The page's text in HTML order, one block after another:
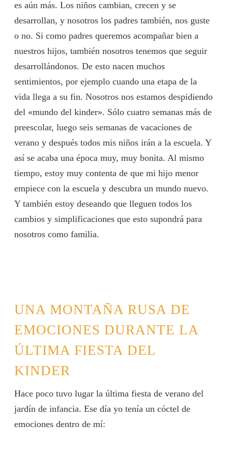
es aún más. Los niños cambian, crecen y se
desarrollan, y nosotros los padres también, nos guste
o no. Si como padres queremos acompañar bien a
nuestros hijos, también nosotros tenemos que seguir
desarrollándonos. De esto nacen muchos
sentimientos, por ejemplo cuando una etapa de la
vida llega a su fin. Nosotros nos estamos despidiendo
del «mundo del kinder». Sólo cuatro semanas más de
preescolar, luego seis semanas de vacaciones de
verano y después todos mis niños irán a la escuela. Y
así se acaba una época muy, muy bonita. Al mismo
tiempo, estoy muy contenta de que mi hijo menor
empiece con la escuela y descubra un mundo nuevo.
Y también estoy deseando que lleguen todos los
cambios y simplificaciones que esto supondrá para
nosotros como familia.
UNA MONTAÑA RUSA DE
EMOCIONES DURANTE LA
ÚLTIMA FIESTA DEL
KINDER
Hace poco tuvo lugar la última fiesta de verano del
jardín de infancia. Ese día yo tenía un cóctel de
emociones dentro de mí: